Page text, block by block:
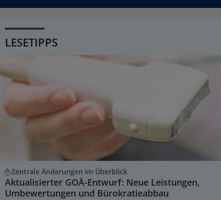
LESETIPPS
Zentrale Änderungen im Überblick
Aktualisierter GOÄ-Entwurf: Neue Leistungen,
Umbewertungen und Bürokratieabbau